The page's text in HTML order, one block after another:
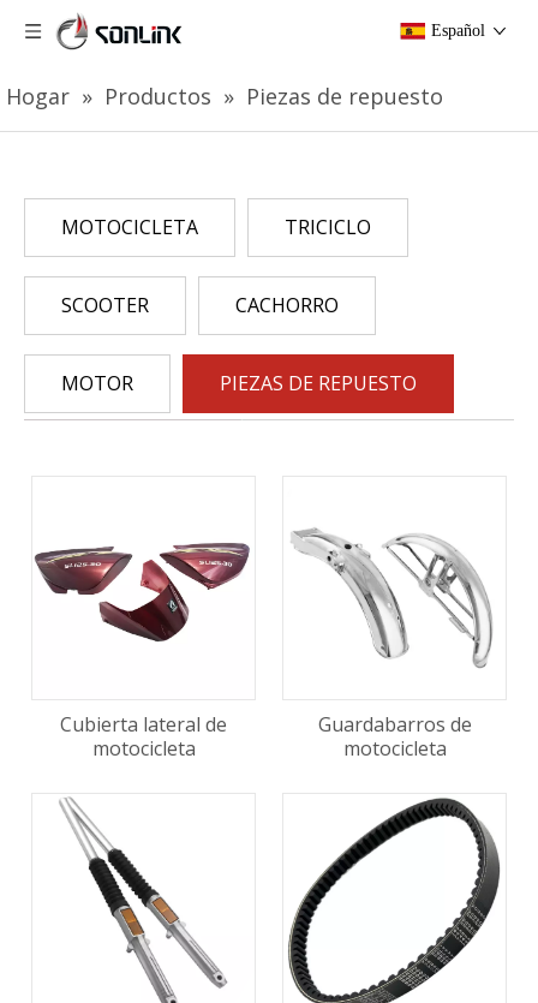
Español
Hogar » Productos » Piezas de repuesto
MOTOCICLETA TRICICLO
SCOOTER CACHORRO
MOTOR PIEZAS DE REPUESTO
Cubierta lateral de
motocicleta
Guardabarros de
motocicleta